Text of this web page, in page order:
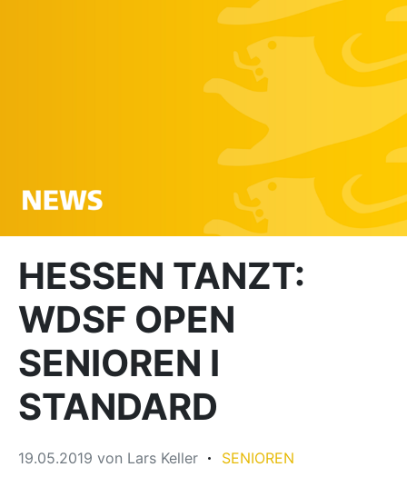
HESSEN TANZT:
WDSF OPEN
SENIOREN I
STANDARD
19.05.2019 von Lars Keller SENIOREN